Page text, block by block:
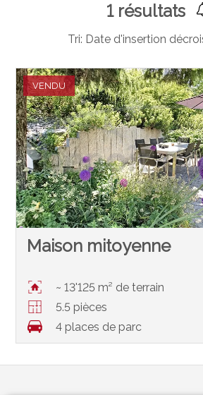
1résultats
Tri: Date d'insertion
VENDU
Maison mitoyenne
~ 13'125 m² de terrain
5.5 pièces
4 places de parc